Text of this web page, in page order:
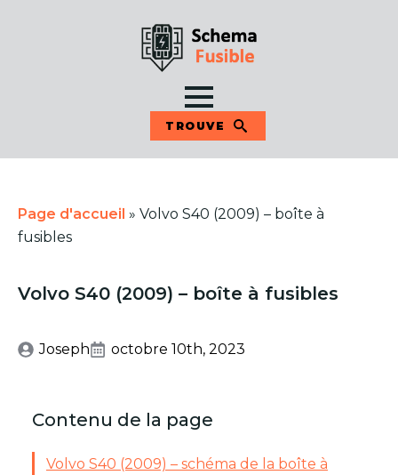
TROUVE
Page d'accueil » Volvo S40 (2009) – boîte à
fusibles
Volvo S40 (2009) – boîte à fusibles
Joseph octobre 10th, 2023
Contenu de la page
Volvo S40 (2009) – schéma de la boîte à